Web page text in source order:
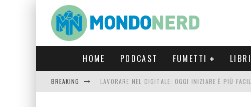
HOME PODCAST FUMETTI LIBRI
BREAKING LAVORARE NEL DIGITALE: OGGI INIZIARE È PIÙ